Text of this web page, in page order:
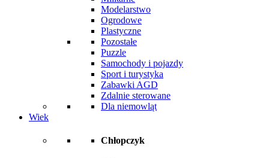
Modelarstwo
Ogrodowe
Plastyczne
Pozostałe
Puzzle
Samochody i pojazdy
Sport i turystyka
Zabawki AGD
Zdalnie sterowane
Dla niemowląt
Wiek
Chłopczyk